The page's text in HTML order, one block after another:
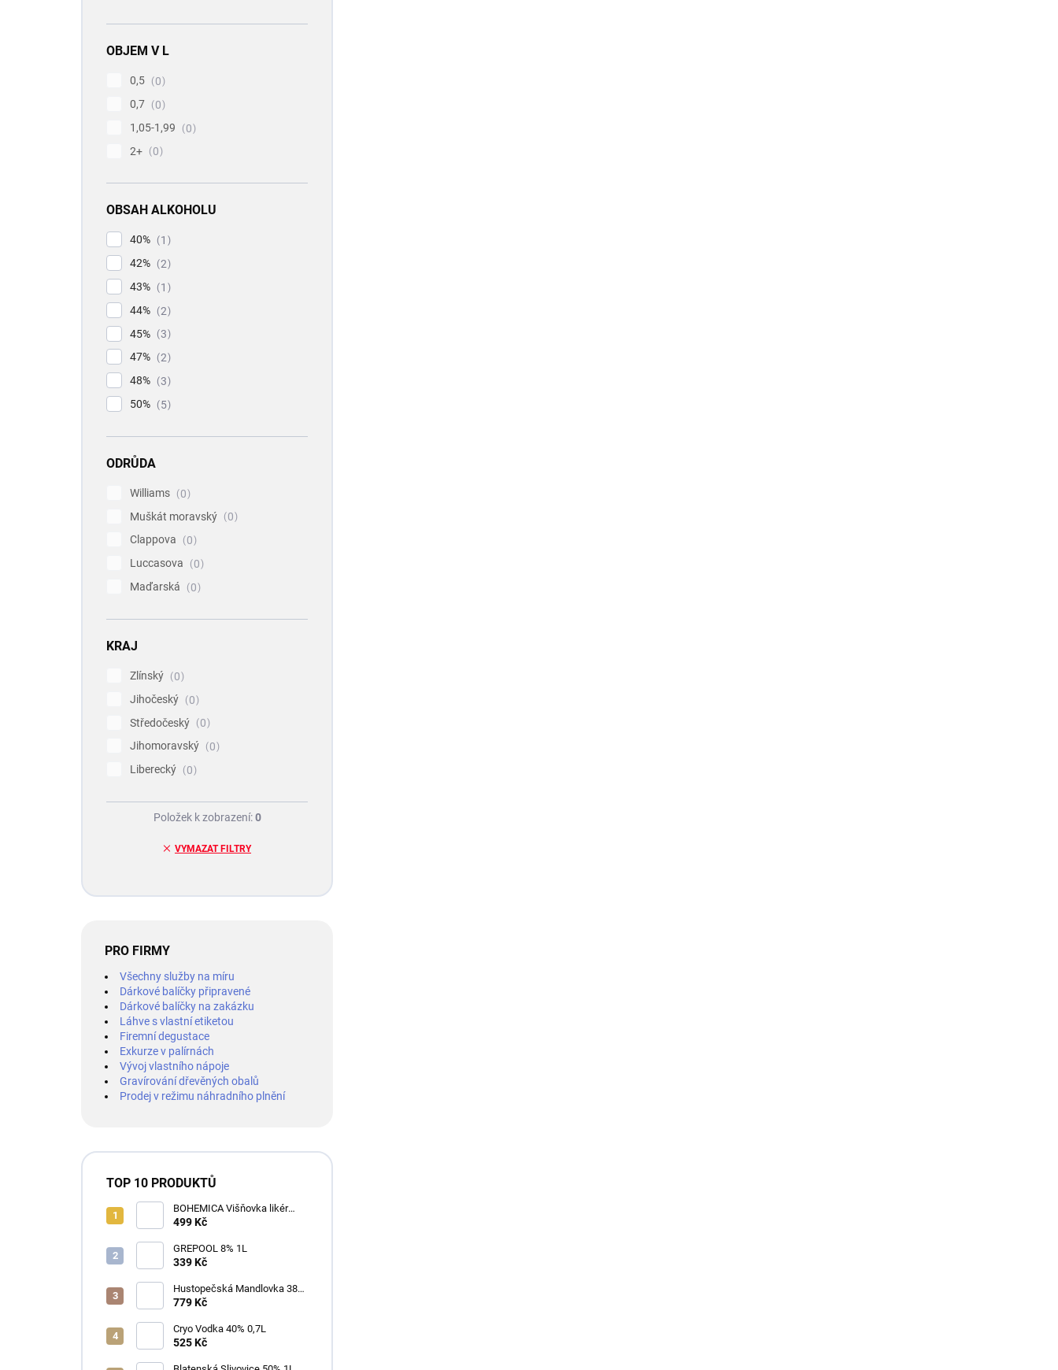
OBJEM V L
0,5
0
0,7
0
1,05-1,99
0
2+
0
OBSAH ALKOHOLU
40%
1
42%
2
43%
1
44%
2
45%
3
47%
2
48%
3
50%
5
ODRŮDA
Williams
0
Muškát moravský
0
Clappova
0
Luccasova
0
Maďarská
0
KRAJ
Zlínský
0
Jihočeský
0
Středočeský
0
Jihomoravský
0
Liberecký
0
VYMAZAT FILTRY
Položek k zobrazení:0
PRO FIRMY
Všechny služby na míru
Dárkové balíčky připravené
Dárkové balíčky na zakázku
Láhve s vlastní etiketou
Firemní degustace
Exkurze v palírnách
Vývoj vlastního nápoje
Gravírování dřevěných obalů
Prodej v režimu náhradního plnění
TOP 10 PRODUKTŮ
BOHEMICA Višňovka likér
25% 0,7L
499 Kč
GREPOOL 8% 1L
339 Kč
Hustopečská Mandlovka 38%
1L
779 Kč
Cryo Vodka 40% 0,7L
525 Kč